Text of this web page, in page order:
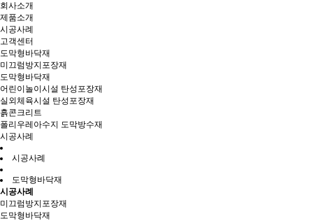
회사소개
제품소개
시공사례
고객센터
도막형바닥재
미끄럼방지포장재
도막형바닥재
어린이놀이시설 탄성포장재
실외체육시설 탄성포장재
흙콘크리트
폴리우레아수지 도막방수재
시공사례
시공사례
도막형바닥재
시공사례
미끄럼방지포장재
도막형바닥재